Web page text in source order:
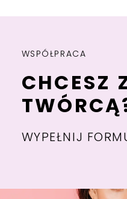
WSPÓŁPRACA
CHCESZ
WYPEŁNIJ